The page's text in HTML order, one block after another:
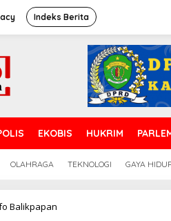
Indeks Berita
EKOBIS HUKRIM
OLAHRAGA TEKNOLOGI GAYA
Balikpapan